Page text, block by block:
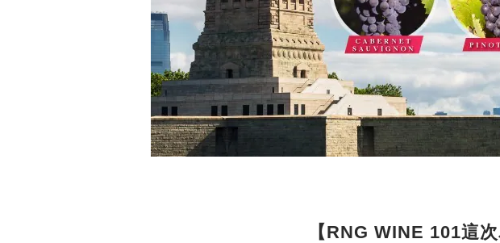
【 RNG WINE 101這